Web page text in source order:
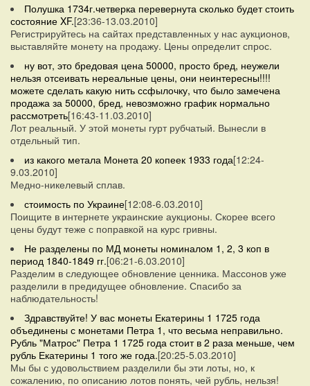
Полушка 1734г.четверка перевернута сколько будет стоить
состояние XF.[23:36-13.03.2010]
Регистрируйтесь на сайтах представленных у нас аукционов,
выставляйте монету на продажу. Цены определит спрос.
ну вот, это бредовая цена 50000, просто бред, неужели
нельзя отсеивать нереальные цены, они неинтересны!!!!
можете сделать какую нить ссфылочку, что было замечена
продажа за 50000, бред, невозможно график нормально
рассмотреть[16:43-11.03.2010]
Лот реальный. У этой монеты гурт рубчатый. Вынесли в
отдельный тип.
из какого метала Монета 20 копеек 1933 года[12:24-
9.03.2010]
Медно-никелевый сплав.
стоимость по Украине[12:08-6.03.2010]
Поищите в интернете украинские аукционы. Скорее всего
цены будут теже с поправкой на курс гривны.
Не разделены по МД монеты номиналом 1, 2, 3 коп в
период 1840-1849 гг.[06:21-6.03.2010]
Разделим в следующее обновление ценника. Массонов уже
разделили в предидущее обновление. Спасибо за
наблюдательность!
Здравствуйте! У вас монеты Екатерины 1 1725 года
объединены с монетами Петра 1, что весьма неправильно.
Рубль "Матрос" Петра 1 1725 года стоит в 2 раза меньше, чем
рубль Екатерины 1 того же года.[20:25-5.03.2010]
Мы бы с удовольствием разделили бы эти лоты, но, к
сожалению, по описанию лотов понять, чей рубль, нельзя!